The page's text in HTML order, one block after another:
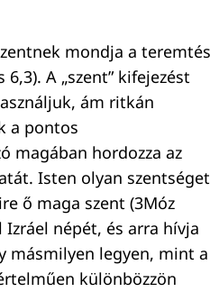
mondja a teremtés
6,3). A „szent” kifejezést
ám ritkán
a pontos
magában hordozza az
Isten olyan szentséget
ő maga szent (3Móz
népét, és arra hívja
másmilyen legyen, mint a
különbözzön